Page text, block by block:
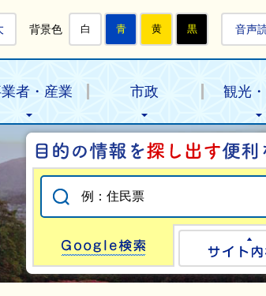
背景色 白 青 黄 黒 音声
者・産業 市政 観光
Google検索